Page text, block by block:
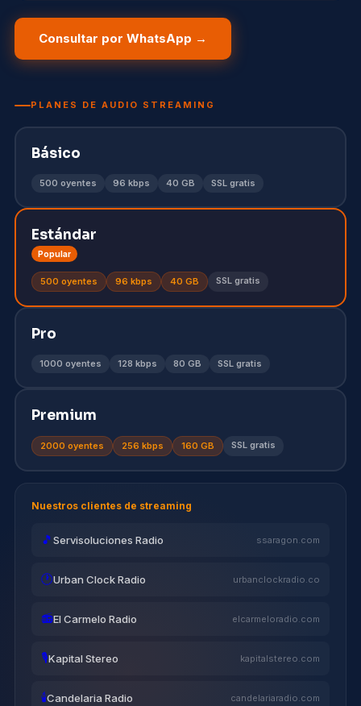
Consultar por WhatsApp →
PLANES DE AUDIO STREAMING
Básico
500 oyentes 96 kbps 40 GB SSL gratis
Estándar
Popular
500 oyentes 96 kbps 40 GB SSL gratis
Pro
1000 oyentes 128 kbps 80 GB SSL gratis
Premium
2000 oyentes 256 kbps 160 GB SSL gratis
Nuestros clientes de streaming
🎵Servisoluciones Radio ssaragon.com
🕐Urban Clock Radio urbanclockradio.co
📻El Carmelo Radio elcarmeloradio.com
🎙Kapital Stereo kapitalstereo.com
🕯Candelaria Radio candelariaradio.com